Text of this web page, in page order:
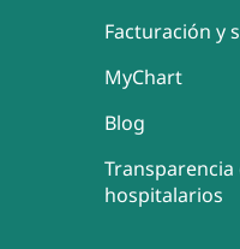
Facturación y
MyChart
Blog
hospitalarios